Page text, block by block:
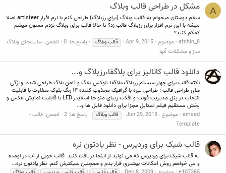
A مشکل در طراحی قالب وبلاگ
سلام دوستان میخوام یه قالب وبلاگ (برای رزبلاگ) طراحی کنم با نرم افزار artisteer اصلا
میشه با این نرم افزار برای رزبلاگ قالب زد؟ تا حالا قالب برای وبلاگ نزدم ممنون میشم
کمکم کنید؟
afshin_8 موضوع Apr 9, 2015 قالب وبلاگ پاسخ ها: 0 انجمن: سایت‌های وبلاگ
ساز و مشکلات آنها
دانلود قالب کاتالیز برای بلاگفا،رزبلاگ و...
نکته:قالب برای چهار سیستم رزبلاگ،بلاگفا ،لوکس بلاگ و ثامن بلاگ طراحی شده. ویژگی
های طراحی قالب : طراحی تیره با گرافیک مجذوب کننده ۱۴ رنگ بلوک متفاوت با قابلیت
انتخاب در پنل مدیریت فونت و افکت زیبای منو ها اسلایدر LED با قابلیت نمایش عکس و
پخش مستقیم فیلم استایل مجزا برای دانلود فایل ها و...
amsed موضوع Jun 29, 2013 قالب وبلاگ پاسخ ها: 2 انجمن: قالب -
Template
قالب شیک برای وردپرس - نظر یادتون نره
یه قالب شیک برای وردپرس که می تونید از اینجا دریافت کنید. قالب خوبی از آب در اومده
و می خواهم روش امکانات بیشتری قرار بدم و همچنین سبکترش کنم. نظر یادتون نره...